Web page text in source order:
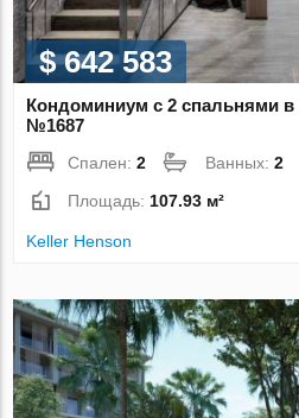
$ 642 583
Кондоминиум с 2 спальнями в
№1687
Спален:2 Ванных:2
Площадь:107.93 м²
Keller Henson